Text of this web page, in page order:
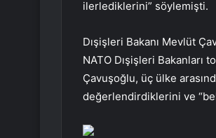
ilerlediklerini” söylemişti.
Dışişleri Bakanı Mevlüt
NATO Dışişleri Bakanları
Çavuşoğlu, üç ülke
değerlendirdiklerini ve